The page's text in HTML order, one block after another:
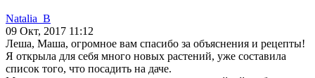
Natalia_B
09 Окт, 2017 11:12
Леша, Маша, огромное вам спасибо за объяснения и рецепты!
Я открыла для себя много новых растений, уже составила
список того, что посадить на даче.